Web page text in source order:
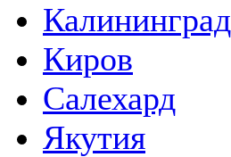
Калининград
Киров
Салехард
Якутия